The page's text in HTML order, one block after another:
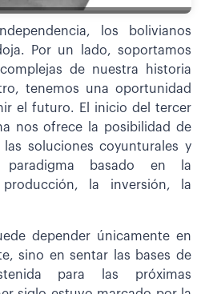
los bolivianos
Por un lado, soportamos
de nuestra historia
tenemos una oportunidad
el futuro. El inicio del tercer
nos ofrece la posibilidad de
soluciones coyunturales y
basado en la
la inversión, la
depender únicamente en
sino en sentar las bases de
para las próximas